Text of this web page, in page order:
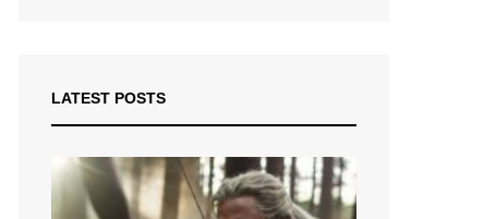
LATEST POSTS